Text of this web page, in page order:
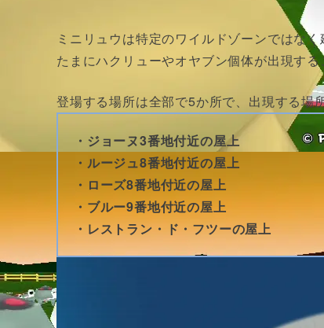
ミニリュウは特定のワイルドゾーンではなく
たまにハクリューやオヤブン個体が出現する
登場する場所は全部で5か所で、出現する場
・ジョーヌ3番地付近の屋上
・ルージュ8番地付近の屋上
・ローズ8番地付近の屋上
・ブルー9番地付近の屋上
・レストラン・ド・フツーの屋上